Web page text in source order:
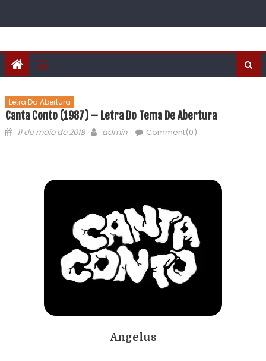
Letra Da Abertura
Canta Conto (1987) – Letra Do Tema De Abertura
11 de maio de 2018 admin Comment(0)
Angelus